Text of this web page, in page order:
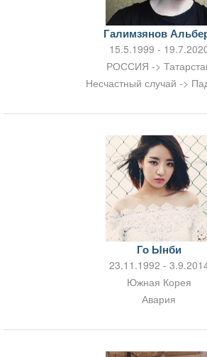
Галимзянов
15.5.1999 -
РОССИЯ ->
Несчастный случай ->
Го Ынби
23.11.1992 -
Южная Корея
Авария